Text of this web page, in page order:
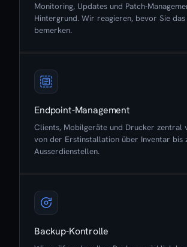
Monitoring, Updates und Patch-
Hintergrund. Wir reagieren, bevor Sie
bemerken.
Endpoint-Management
Clients, Mobilgeräte und Drucker zentral
von der Erstinstallation über Inventar bis
Ausserdienstellen.
Backup-Kontrolle